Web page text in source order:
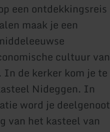
een ontdekkingsreis
maak je een
cultuur van
de kerker kom je te
Nideggen. In
word je deelgenoot
van het kasteel van